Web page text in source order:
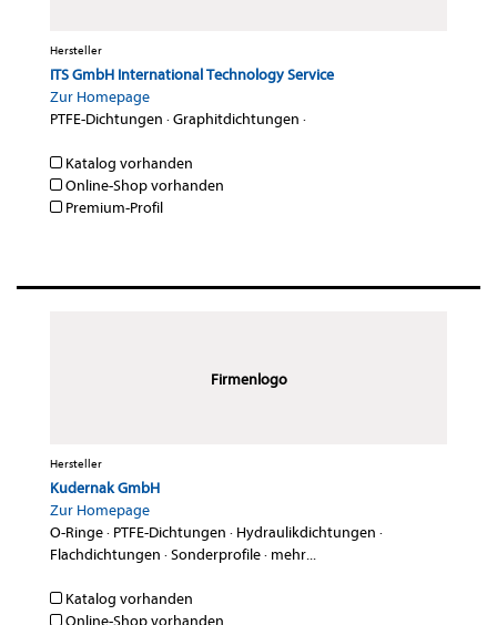
Hersteller
ITS GmbH International Technology Service
Zur Homepage
PTFE-Dichtungen ·Graphitdichtungen ·
Katalog vorhanden
Online-Shop vorhanden
Premium-Profil
Firmenlogo
Hersteller
Kudernak GmbH
Zur Homepage
O-Ringe· PTFE-Dichtungen · Hydraulikdichtungen ·
Flachdichtungen ·Sonderprofile· mehr...
Katalog vorhanden